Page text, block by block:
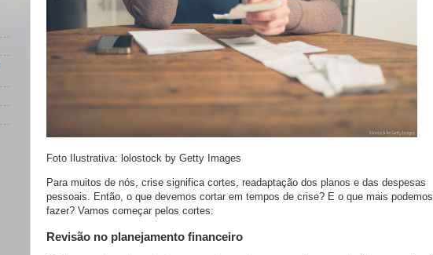
Foto Ilustrativa: lolostock by Getty Images
Para muitos de nós, crise significa cortes, readaptação dos planos e das despesas
pessoais. Então, o que devemos cortar em tempos de crise? E o que mais podemos
fazer? Vamos começar pelos cortes:
Revisão no planejamento financeiro